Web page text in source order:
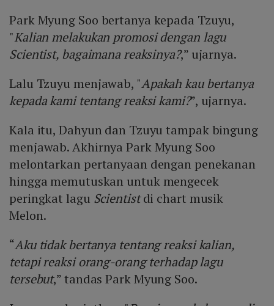
Park Myung Soo bertanya kepada Tzuyu,
"Kalian melakukan promosi dengan lagu
Scientist, bagaimana reaksinya?,” ujarnya.
Lalu Tzuyu menjawab, "Apakah kau bertanya
kepada kami tentang reaksi kami?”, ujarnya.
Kala itu, Dahyun dan Tzuyu tampak bingung
menjawab. Akhirnya Park Myung Soo
melontarkan pertanyaan dengan penekanan
hingga memutuskan untuk mengecek
peringkat lagu Scientistdi chart musik
Melon.
“Aku tidak bertanya tentang reaksi kalian,
tetapi reaksi orang-orang terhadap lagu
tersebut,” tandas Park Myung Soo.